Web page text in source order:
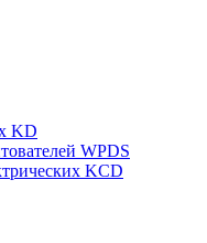
KD
WPDS
KCD